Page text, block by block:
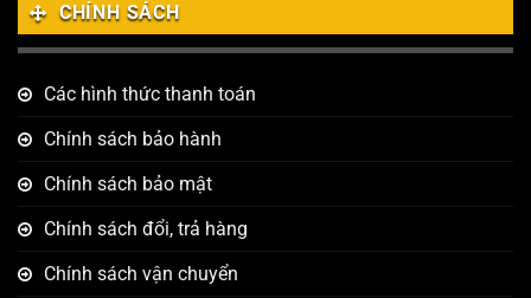
CHÍNH SÁCH
Các hình thức thanh toán
Chính sách bảo hành
Chính sách bảo mật
Chính sách đổi, trả hàng
Chính sách vận chuyển